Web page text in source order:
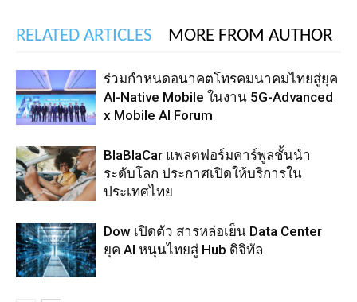
RELATED ARTICLES MORE FROM AUTHOR
ร่วมกำหนดอนาคตโทรคมนาคมไทยสู่ยุค
AI-Native Mobile ในงาน 5G-Advanced
x Mobile AI Forum
BlaBlaCar แพลตฟอร์มคาร์พูลชั้นนำ
ระดับโลก ประกาศเปิดให้บริการใน
ประเทศไทย
Dow เปิดตัว สารหล่อเย็น Data Center
ยุค AI หนุนไทยสู่ Hub ดิจิทัล